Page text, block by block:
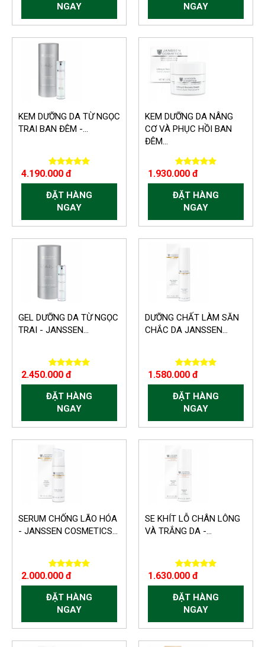
NGAY
NGAY
KEM DƯỠNG DA TỪ NGỌC
TRAI BAN ĐÊM -...
4.190.000 đ
ĐẶT HÀNG
NGAY
KEM DƯỠNG DA NÂNG
CƠ VÀ PHỤC HỒI BAN
ĐÊM...
1.930.000 đ
ĐẶT HÀNG
NGAY
GEL DƯỠNG DA TỪ NGỌC
TRAI - JANSSEN...
2.450.000 đ
ĐẶT HÀNG
NGAY
DƯỠNG CHẤT LÀM SĂN
CHẮC DA JANSSEN...
1.580.000 đ
ĐẶT HÀNG
NGAY
SERUM CHỐNG LÃO HÓA
- JANSSEN COSMETICS...
2.000.000 đ
ĐẶT HÀNG
NGAY
SE KHÍT LỖ CHÂN LÔNG
VÀ TRẮNG DA -...
1.630.000 đ
ĐẶT HÀNG
NGAY